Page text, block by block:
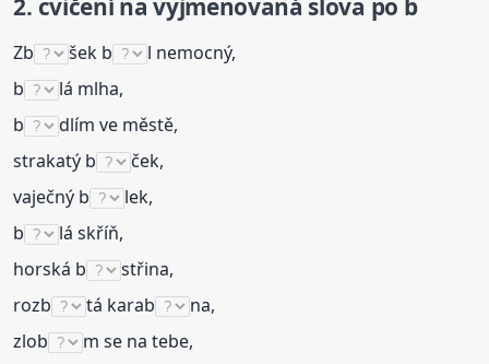
2. cvičenínavyjmenovaná slova po b
Zb šek b
l nemocný,
b
lá mlha,
b
dlím ve městě,
strakatý b
ček,
vaječný b
lek,
b
lá skříň,
horská b
střina,
rozb
tá karab
na,
zlob
m se na tebe,